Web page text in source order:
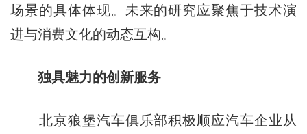
场景的具体体现。未来的研究应聚焦于技术演
进与消费文化的动态互构。
独具魅力的创新服务
北京狼堡汽车俱乐部积极顺应汽车企业从